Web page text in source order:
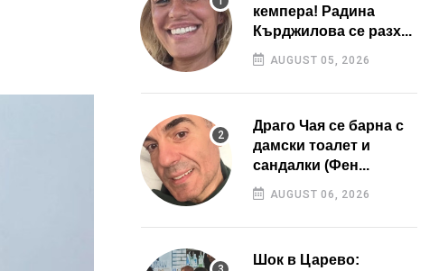
кемпера! Радина
Кърджилова се разх...
AUGUST 05, 2026
Драго Чая се барна с
дамски тоалет и
сандалки (Фен...
AUGUST 06, 2026
Шок в Царево: